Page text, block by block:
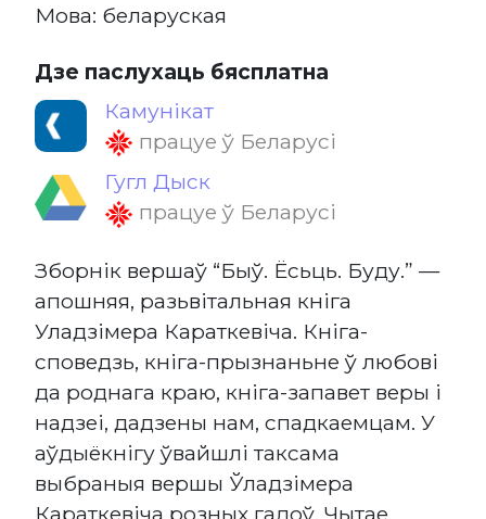
Мова: беларуская
Дзе паслухаць бясплатна
Камунікат
працуе ў Беларусі
Гугл Дыск
працуе ў Беларусі
Зборнік вершаў “Быў. Ёсьць. Буду.” —
апошняя, разьвітальная кніга
Уладзімера Караткевіча. Кніга-
споведзь, кніга-прызнаньне ў любові
да роднага краю, кніга-запавет веры і
надзеі, дадзены нам, спадкаемцам. У
аўдыёкнігу ўвайшлі таксама
выбраныя вершы Ўладзімера
Караткевіча розных гадоў. Чытае